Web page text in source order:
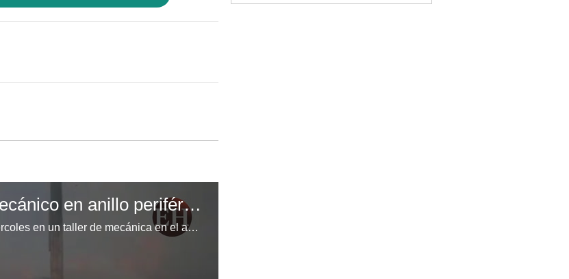
Incendio consume taller mecánico en anillo periférico
Un incendio se desató la tarde de este miércoles en un taller de mecánica en el anillo periférico de la capital de Honduras.